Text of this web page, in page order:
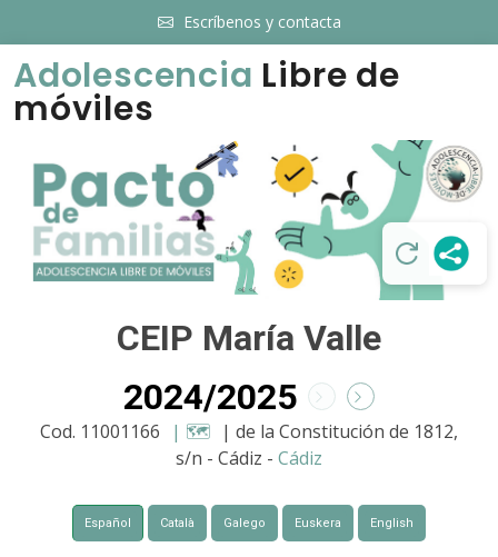
Escríbenos y contacta
Adolescencia Libre de
móviles
CEIP María Valle
2024/2025
Cod. 11001166 | 🗺️ | de la Constitución de 1812,
s/n - Cádiz - Cádiz
Español Català Galego Euskera English